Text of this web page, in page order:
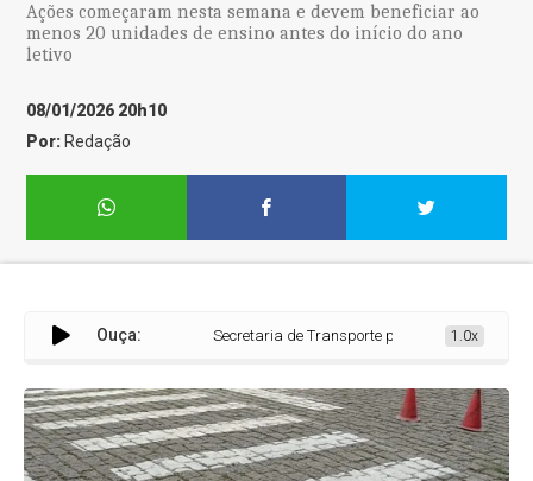
Ações começaram nesta semana e devem beneficiar ao
menos 20 unidades de ensino antes do início do ano
letivo
08/01/2026 20h10
Por: Redação
Ouça: Secretaria de Transporte promove melhorias na
1.0x